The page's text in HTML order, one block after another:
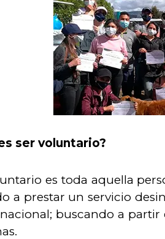
ser voluntario?
es toda aquella
a prestar un servicio
buscando a partir